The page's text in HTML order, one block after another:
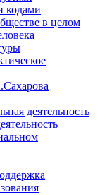
кодами
в целом
деятельность